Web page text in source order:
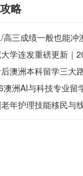
略
三成绩一般也能冲澳洲八大？预
连发重磅更新｜2028申请通道已开，
澳洲本科留学三大
AI与科技专业留学全攻略：芥末
年护理技能移民与